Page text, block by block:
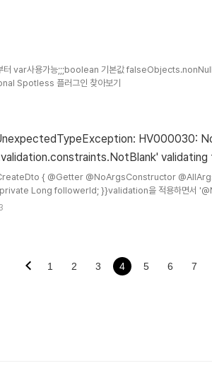
//
var사용가능;;;boolean 기본값
Spotless 플러그인 찾아보기
HV000030:
validating
public static class
은 문자타입에만 사용가능하다 숫자타입이기 때문에
1 2 3 4 5 6 7